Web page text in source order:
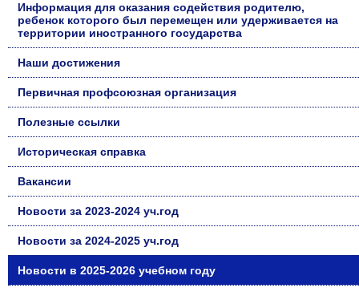
Информация для оказания содействия родителю,
ребенок которого был перемещен или удерживается на
территории иностранного государства
Наши достижения
Первичная профсоюзная организация
Полезные ссылки
Историческая справка
Вакансии
Новости за 2023-2024 уч.год
Новости за 2024-2025 уч.год
Новости в 2025-2026 учебном году